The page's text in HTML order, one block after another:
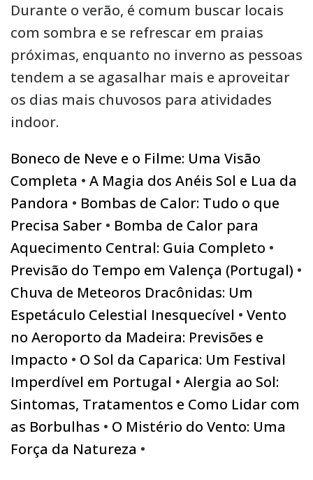
Durante o verão, é comum buscar locais
com sombra e se refrescar em praias
próximas, enquanto no inverno as pessoas
tendem a se agasalhar mais e aproveitar
os dias mais chuvosos para atividades
indoor.
Boneco de Neve e o Filme: Uma Visão
Completa • A Magia dos Anéis Sol e Lua da
Pandora • Bombas de Calor: Tudo o que
Precisa Saber • Bomba de Calor para
Aquecimento Central: Guia Completo •
Previsão do Tempo em Valença (Portugal) •
Chuva de Meteoros Dracônidas: Um
Espetáculo Celestial Inesquecível • Vento
no Aeroporto da Madeira: Previsões e
Impacto • O Sol da Caparica: Um Festival
Imperdível em Portugal • Alergia ao Sol:
Sintomas, Tratamentos e Como Lidar com
as Borbulhas • O Mistério do Vento: Uma
Força da Natureza •